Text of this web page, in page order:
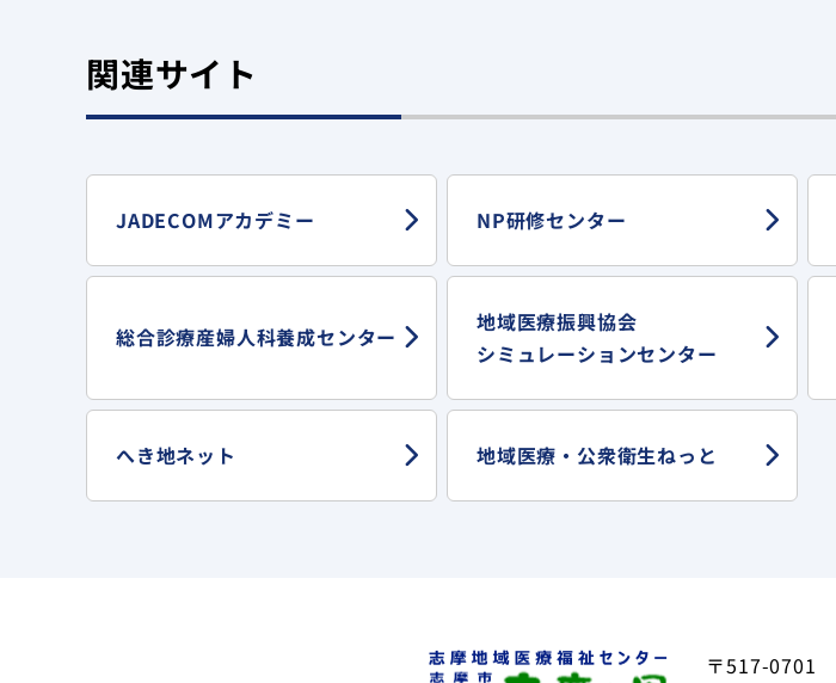
関連サイト
JADECOMアカデミー NP研修センター
総合診療産婦人科養成センター
地域医療振興協会
シミュレーションセンター
へき地ネット 地域医療・ 公衆衛生ねっと
〒517-0701